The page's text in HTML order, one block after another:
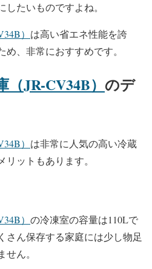
たいものですよね。
） は高い省エネ性能を誇
、非常におすすめです。
JR-CV34B） のデ
） は非常に人気の高い冷蔵
ットもあります。
） の冷凍室の容量は110Lで
さん保存する家庭には少し物足
ん。